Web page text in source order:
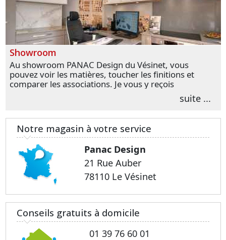
Showroom
Au showroom PANAC Design du Vésinet, vous
pouvez voir les matières, toucher les finitions et
comparer les associations. Je vous y reçois
personnellement pour parler de votre projet et
transformer vos premières idées en choix plussuite ...
Notre magasin à votre service
Panac Design
21 Rue Auber
78110 Le Vésinet
Conseils gratuits à domicile
01 39 76 60 01